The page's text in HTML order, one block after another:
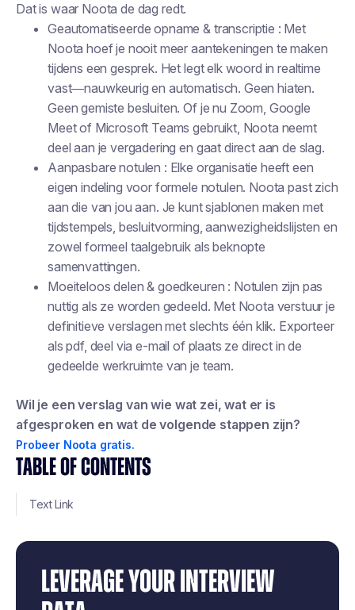
TABLE OF CONTENTS
Text Link
LEVERAGE YOUR INTERVIEW
Dat is waar Noota de dag redt.
Geautomatiseerde opname & transcriptie : Met
Noota hoef je nooit meer aantekeningen te maken
tijdens een gesprek. Het legt elk woord in realtime
vast—nauwkeurig en automatisch. Geen hiaten.
Geen gemiste besluiten. Of je nu Zoom, Google
Meet of Microsoft Teams gebruikt, Noota neemt
deel aan je vergadering en gaat direct aan de slag.
Aanpasbare notulen : Elke organisatie heeft een
eigen indeling voor formele notulen. Noota past zich
aan die van jou aan. Je kunt sjablonen maken met
tijdstempels, besluitvorming, aanwezigheidslijsten en
zowel formeel taalgebruik als beknopte
samenvattingen.
Moeiteloos delen & goedkeuren : Notulen zijn pas
nuttig als ze worden gedeeld. Met Noota verstuur je
definitieve verslagen met slechts één klik. Exporteer
als pdf, deel via e-mail of plaats ze direct in de
gedeelde werkruimte van je team.
Wil je een verslag van wie wat zei, wat er is
afgesproken en wat de volgende stappen zijn?
Probeer Noota gratis.